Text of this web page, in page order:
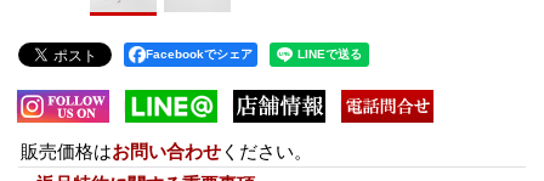
Facebookでシェア
販売価格はお問い合わせ ください。